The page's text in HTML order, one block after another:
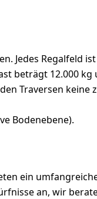
Jedes Regalfeld
beträgt 12.000 kg
Traversen keine
Bodenebene).
ein
an, wir